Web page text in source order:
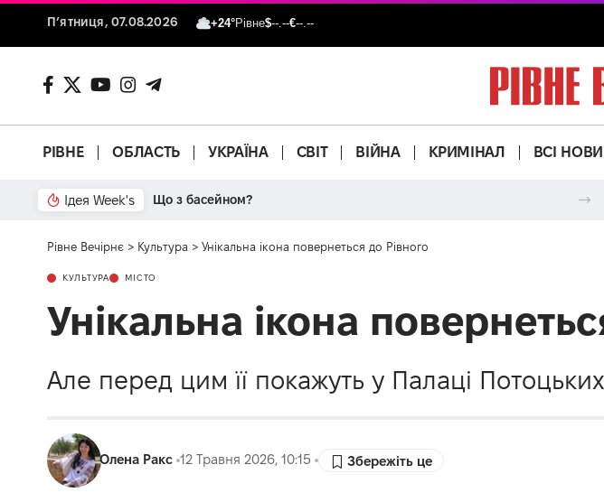
П’ятниця, 07.08.2026 +24°Рівне$--.--€--.--
РІВНЕ ОБЛАСТЬ УКРАЇНА СВІТ ВІЙНА КРИМІНАЛ ВСІ
Ідея Week's Що з басейном?
Рівне Вечірнє > Культура > Унікальна ікона повернеться до Рівного
КУЛЬТУРА МІСТО
Унікальна ікона
Але перед цим її покажуть у Палаці
Олена Ракс 12 Травня 2026, 10:15